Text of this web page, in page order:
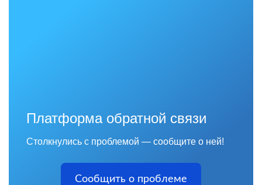
Платформа обратной связи
Столкнулись с проблемой — сообщите о ней!
Сообщить о проблеме